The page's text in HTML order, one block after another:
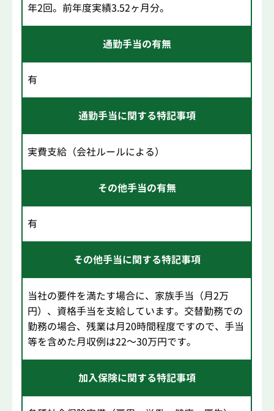
年2回。前年度実績3.52ヶ月分。
通勤手当の有無
有
通勤手当に関する特記事項
実費支給（会社ルールによる）
その他手当の有無
有
その他手当に関する特記事項
当社の要件を満たす場合に、家族手当（月2万
円）、資格手当を支給しています。交替勤務での
勤務の場合、残業は月20時間程度ですので、手当
等を含めた月収例は22～30万円です。
加入保険に関する特記事項